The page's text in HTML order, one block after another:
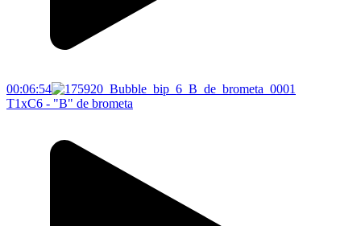
00:06:54
T1xC6 - "B" de brometa